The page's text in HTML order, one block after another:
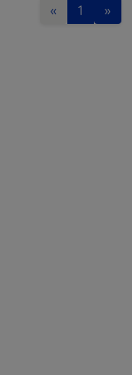
« 1 »